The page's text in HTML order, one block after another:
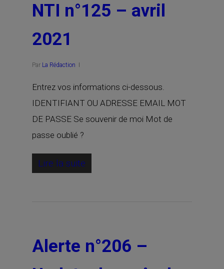
NTI n°125 – avril
2021
Par La Rédaction
Entrez vos informations ci-dessous.
IDENTIFIANT OU ADRESSE EMAIL MOT
DE PASSE Se souvenir de moi Mot de
passe oublié ?
Lire la suite
Alerte n°206 –